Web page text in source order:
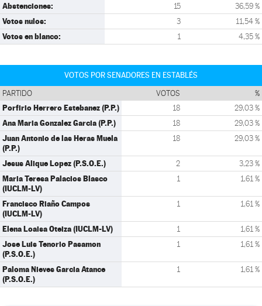
Abstenciones: 15 36,59 %
Votos nulos: 3 11,54 %
Votos en blanco: 1 4,35 %
VOTOS POR SENADORES EN ESTABLÉS
PARTIDO VOTOS %
Porfirio Herrero Estebanez (P.P.) 18 29,03 %
Ana Maria Gonzalez Garcia (P.P.) 18 29,03 %
Juan Antonio de las Heras Muela
(P.P.)
18 29,03 %
Jesus Alique Lopez (P.S.O.E.) 2 3,23 %
Maria Teresa Palacios Blasco
(IUCLM-LV)
1 1,61 %
Francisco Riaño Campos
(IUCLM-LV)
1 1,61 %
Elena Loaisa Oteiza (IUCLM-LV) 1 1,61 %
Jose Luis Tenorio Pasamon
(P.S.O.E.)
1 1,61 %
Paloma Nieves Garcia Atance
(P.S.O.E.)
1 1,61 %